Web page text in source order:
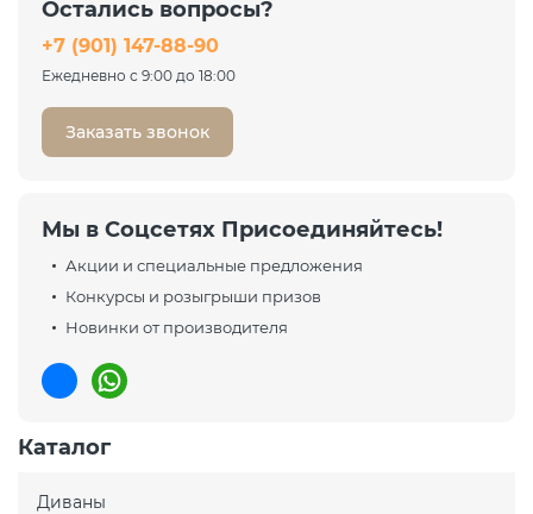
Остались вопросы?
+7 (901) 147-88-90
Ежедневно с 9:00 до 18:00
Заказать звонок
Мы в Соцсетях Присоединяйтесь!
Акции и специальные предложения
Конкурсы и розыгрыши призов
Новинки от производителя
Каталог
Диваны